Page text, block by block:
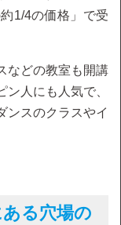
1/4の価格」で受
などの教室も開講
人にも人気で、
ンスのクラスやイ
る穴場の